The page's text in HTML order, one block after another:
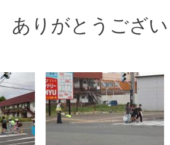
ありがとうござ